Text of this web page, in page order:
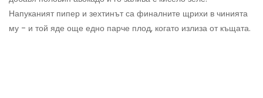
Напуканият пипер и зехтинът са финалните щрихи в чинията
му - и той яде още едно парче плод, когато излиза от къщата.